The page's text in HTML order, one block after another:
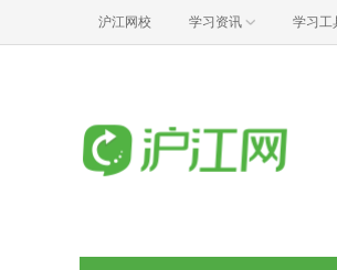
沪江网校 学习资讯 学习工